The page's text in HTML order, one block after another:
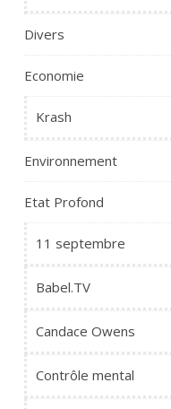
Divers
Economie
Krash
Environnement
Etat Profond
11 septembre
Babel.TV
Candace Owens
Contrôle mental